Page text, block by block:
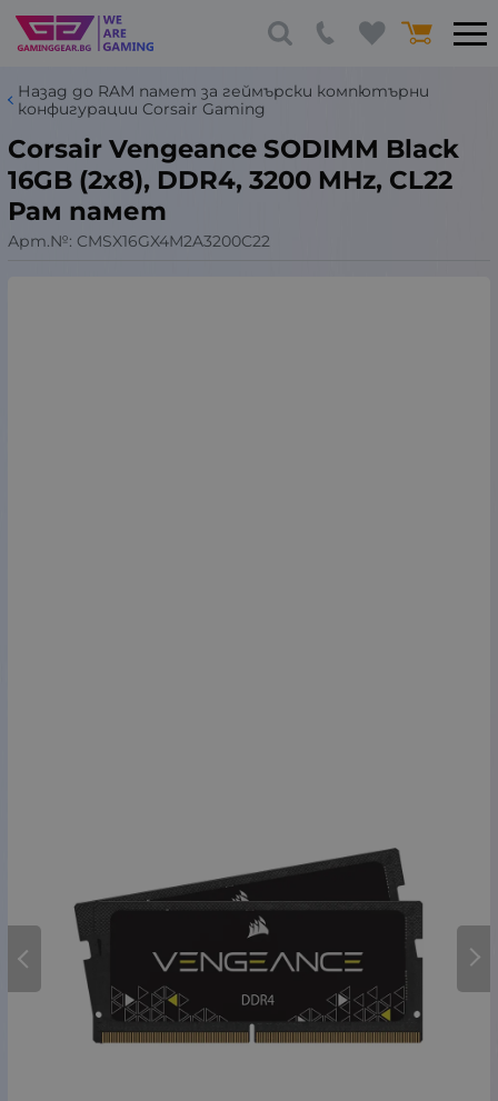
Назад до RAM памет за геймърски компютърни
конфигурации Corsair Gaming
Corsair Vengeance SODIMM Black
16GB (2x8), DDR4, 3200 MHz, CL22
Рам памет
Арт.№: CMSX16GX4M2A3200C22